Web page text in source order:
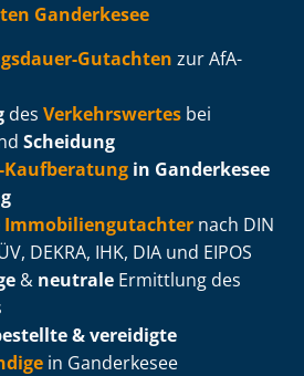
Ganderkesee
Gutachten zur AfA-
des Verkehrswertes bei
Scheidung
in Ganderkesee
Im­mo­bi­li­en­gut­ach­ter nach DIN
DEKRA, IHK, DIA und EIPOS
& neutrale Ermittlung des
& vereidigte
in Ganderkesee